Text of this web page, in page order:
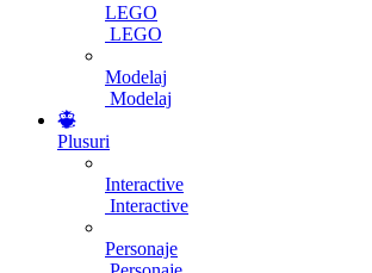
LEGO
LEGO
Modelaj
Modelaj
Plusuri
Interactive
Interactive
Personaje